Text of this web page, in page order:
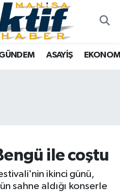
ASAYİŞ
ile coştu
ikinci günü,
sahne aldığı konserle
ve Fikstür